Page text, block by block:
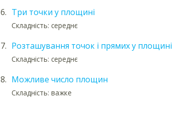
6. Три точки у площині
Складність: середнє
7. Розташування точок і прямих у площині
Складність: середнє
8. Можливе число площин
Складність: важке